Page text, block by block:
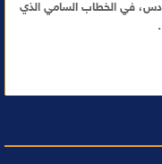
في الخطاب السامي الذي